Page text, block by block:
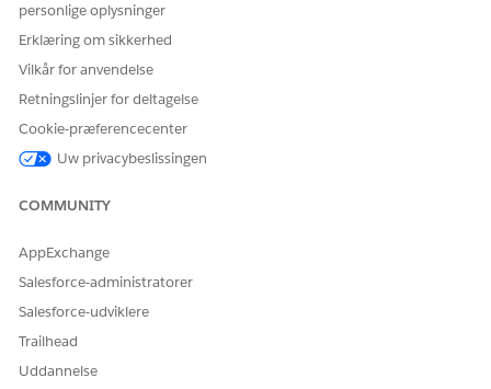
Aftaler om kontraktprissætning
Forhandl og anvend kundespecifikke priser og rabatter på
fremtidige forretningstransaktioner ved at oprette
Administration af disse aftaler sikrer, at dine sælgere
respekterer forhandlede satser ensartet på tværs af tilbud
og bestillinger.
LØSTE DENNE ARTIKEL DIT PROBLEM?
Giv os besked, så vi kan forbedre os!
personlige oplysninger
Erklæring om sikkerhed
Vilkår for anvendelse
Retningslinjer for deltagelse
Cookie-præferencecenter
Uw privacybeslissingen
COMMUNITY
AppExchange
Salesforce-administratorer
Salesforce-udviklere
Trailhead
Uddannelse